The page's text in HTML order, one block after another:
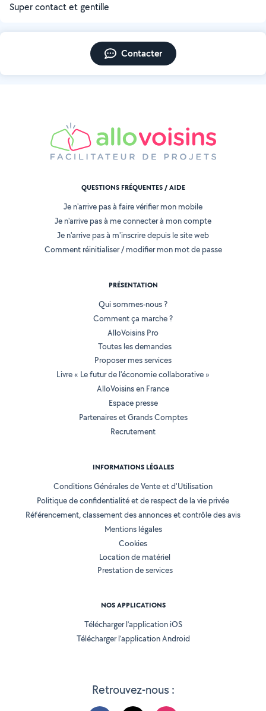
Super contact et gentille
Contacter
Retrouvez-nous :
QUESTIONS FRÉQUENTES / AIDE
Je n'arrive pas à faire vérifier mon mobile
Je n'arrive pas à me connecter à mon compte
Je n'arrive pas à m'inscrire depuis le site web
Comment réinitialiser / modifier mon mot de passe
PRÉSENTATION
Qui sommes-nous ?
Comment ça marche ?
AlloVoisins Pro
Toutes les demandes
Proposer mes services
Livre « Le futur de l'économie collaborative »
AlloVoisins en France
Espace presse
Partenaires et Grands Comptes
Recrutement
INFORMATIONS LÉGALES
Conditions Générales de Vente et d'Utilisation
Politique de confidentialité et de respect de la vie privée
Référencement, classement des annonces et contrôle des avis
Mentions légales
Cookies
Location de matériel
Prestation de services
NOS APPLICATIONS
Télécharger l’application iOS
Télécharger l’application Android